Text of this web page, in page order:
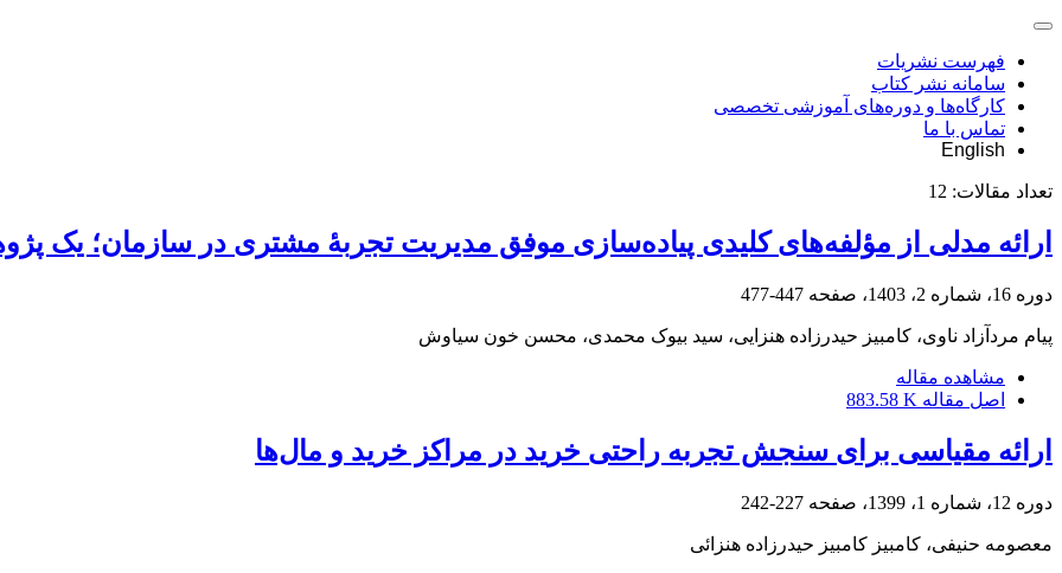
فهرست نشریات
سامانه نشر کتاب
کارگاه‌ها و دوره‌های آموزشی تخصصی
تماس با ما
English
تعداد مقالات: 12
ارائه مدلی از مؤلفه‌های کلیدی پیاده‌سازی موفق مدیریت تجربۀ مشتری در سازمان؛ یک
دوره 16، شماره 2، 1403، صفحه 447-477
پیام مردآزاد ناوی، کامبیز حیدرزاده هنزایی، سید بیوک محمدی، محسن خون سیاوش
مشاهده مقاله
اصل مقاله 883.58 K
ارائه مقیاسی برای سنجش تجربه راحتی خرید در مراکز خرید و مال‌ها
دوره 12، شماره 1، 1399، صفحه 227-242
معصومه حنیفی، کامبیز کامبیز حیدرزاده هنزائی